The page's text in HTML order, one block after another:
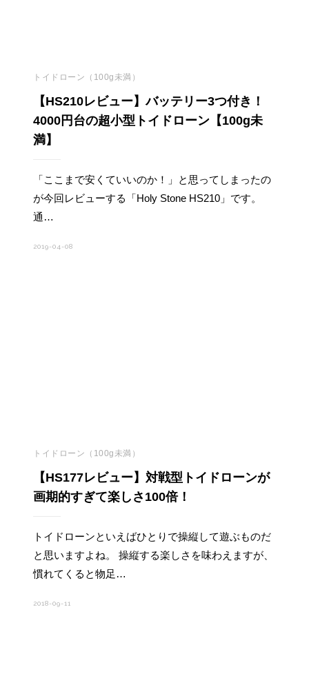
トイドローン（100g未満）
【HS210レビュー】バッテリー3つ付き！
4000円台の超小型トイドローン【100g未
満】
「ここまで安くていいのか！」と思ってしまったの
が今回レビューする「Holy Stone HS210」です。
通…
2019-04-08
トイドローン（100g未満）
【HS177レビュー】対戦型トイドローンが
画期的すぎて楽しさ100倍！
トイドローンといえばひとりで操縦して遊ぶものだ
と思いますよね。 操縦する楽しさを味わえますが、
慣れてくると物足…
2018-09-11